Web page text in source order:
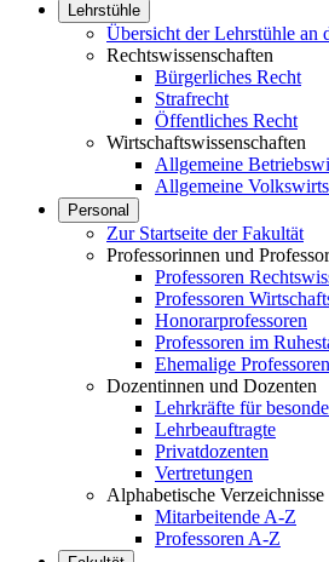
Lehrstühle
Übersicht der Lehrstühle an
Rechtswissenschaften
Bürgerliches Recht
Strafrecht
Öffentliches Recht
Wirtschaftswissenschaften
Allgemeine
Allgemeine
Personal
Zur Startseite der Fakultät
Professorinnen und
Professoren
Professoren
Honorarprofessoren
Professoren im
Ehemalige Professoren
Dozentinnen und Dozenten
Lehrkräfte für
Lehrbeauftragte
Privatdozenten
Vertretungen
Alphabetische Verzeichnisse
Mitarbeitende A-Z
Professoren A-Z